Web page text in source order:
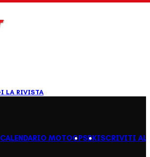
LA RIVISTA
CALENDARIO MOTOGPSBKISCRIVITI AL